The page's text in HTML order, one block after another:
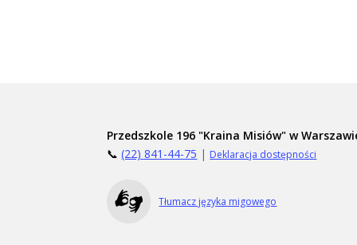
Przedszkole 196 "Kraina Misiów" w
📞(22) 841-44-75 | Deklaracja dostępności
Tłumacz języka migowego